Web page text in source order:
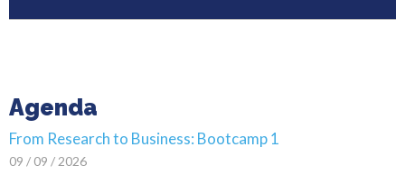
Agenda
From Research to Business: Bootcamp 1
09 / 09 / 2026